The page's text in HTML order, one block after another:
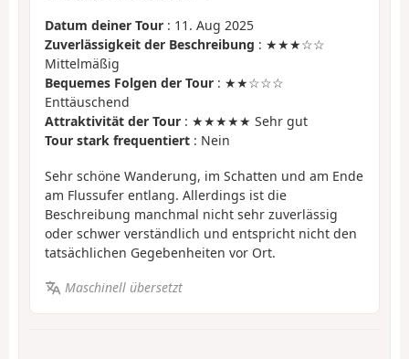
Datum deiner Tour : 11. Aug 2025
Zuverlässigkeit der Beschreibung : ★★★☆☆
Mittelmäßig
Bequemes Folgen der Tour : ★★☆☆☆
Enttäuschend
Attraktivität der Tour : ★★★★★ Sehr gut
Tour stark frequentiert : Nein
Sehr schöne Wanderung, im Schatten und am Ende
am Flussufer entlang. Allerdings ist die
Beschreibung manchmal nicht sehr zuverlässig
oder schwer verständlich und entspricht nicht den
tatsächlichen Gegebenheiten vor Ort.
Maschinell übersetzt